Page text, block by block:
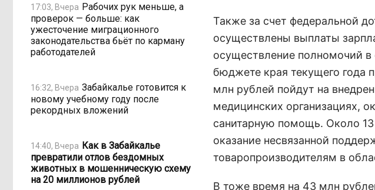
17:03, Вчера Рабочих рук меньше, а
проверок — больше: как
ужесточение миграционного
законодательства бьёт по карману
работодателей
16:32, Вчера Забайкалье готовится к
новому учебному году после
рекордных вложений
14:40, Вчера Как в Забайкалье
превратили отлов бездомных
животных в мошенническую схему
на 20 миллионов рублей
Также за счет федеральной
осуществлены выплаты
осуществление полномочий
бюджете края текущего года
млн рублей пойдут на
медицинских организациях,
санитарную помощь. Около
оказание несвязанной
товаропроизводителям в
В тоже время на 43 млн